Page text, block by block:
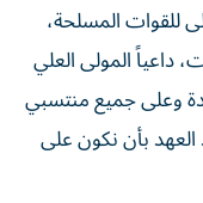
للقوات المسلحة،
داعياً المولى العلي
وعلى جميع منتسبي
العهد بأن نكون على